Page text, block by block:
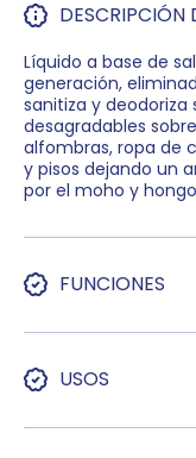
DESCRIPCIÓN
Líquido a base de
generación,
sanitiza y deodoriza
desagradables
alfombras, ropa de
y pisos dejando un
por el moho y
FUNCIONES
USOS